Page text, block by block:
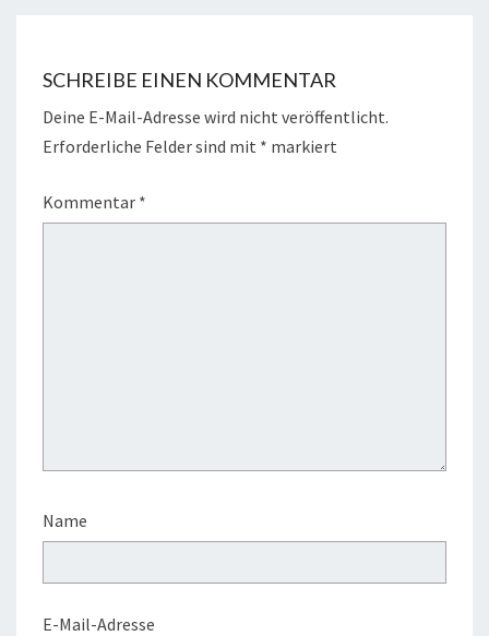
SCHREIBE EINEN KOMMENTAR
Deine E-Mail-Adresse wird nicht veröffentlicht.
Erforderliche Felder sind mit * markiert
Kommentar *
Name
E-Mail-Adresse